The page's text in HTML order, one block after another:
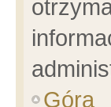
Góra